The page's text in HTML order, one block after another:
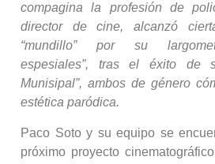
compagina la profesión de
director de cine, alcanzó
“mundillo” por su
espesiales”, tras el éxito de
Munisipal”, ambos de género
estética paródica.
Paco Soto y su equipo se
próximo proyecto